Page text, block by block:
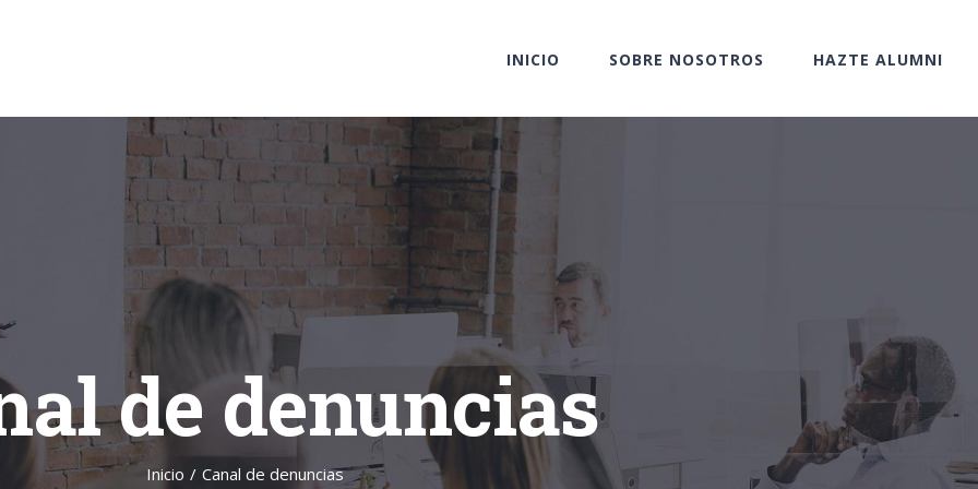
INICIO SOBRE NOSOTROS HAZTE ALUMNI
de denuncias
Inicio / Canal de denuncias